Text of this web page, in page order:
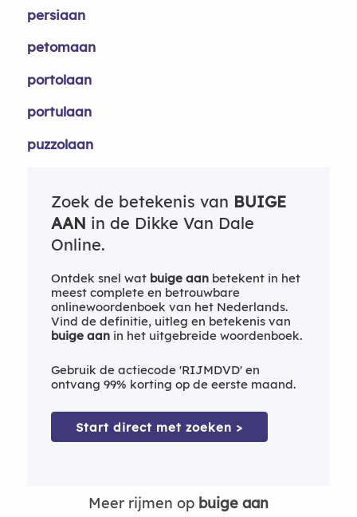
persiaan
petomaan
portolaan
portulaan
puzzolaan
Zoek de betekenis van BUIGE
AAN in de Dikke Van Dale
Online.
Ontdek snel wat buige aanbetekent in het
meest complete en betrouwbare
onlinewoordenboek van het Nederlands.
Vind de definitie, uitleg en betekenis van
buige aanin het uitgebreide woordenboek.
Gebruik de actiecode 'RIJMDVD' en
ontvang 99% korting op de eerste maand.
Start direct met zoeken >
Meer rijmen op buige aan